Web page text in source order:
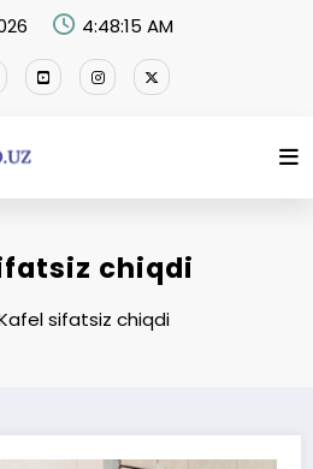
4:48:15 AM
chiqdi
sifatsiz chiqdi